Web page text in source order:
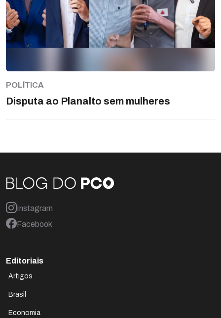
POLÍTICA
Disputa ao Planalto sem mulheres
Instagram
Facebook
Editoriais
Artigos
Brasil
Economia